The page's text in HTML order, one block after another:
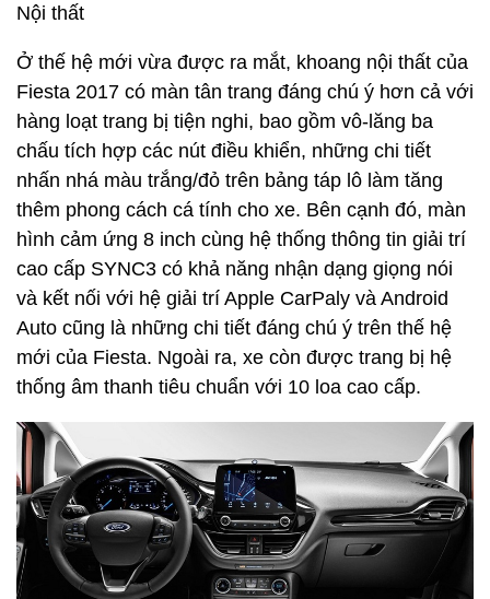
Nội thất
Ở thế hệ mới vừa được ra mắt, khoang nội thất của
Fiesta 2017 có màn tân trang đáng chú ý hơn cả với
hàng loạt trang bị tiện nghi, bao gồm vô-lăng ba
chấu tích hợp các nút điều khiển, những chi tiết
nhấn nhá màu trắng/đỏ trên bảng táp lô làm tăng
thêm phong cách cá tính cho xe. Bên cạnh đó, màn
hình cảm ứng 8 inch cùng hệ thống thông tin giải trí
cao cấp SYNC3 có khả năng nhận dạng giọng nói
và kết nối với hệ giải trí Apple CarPaly và Android
Auto cũng là những chi tiết đáng chú ý trên thế hệ
mới của Fiesta. Ngoài ra, xe còn được trang bị hệ
thống âm thanh tiêu chuẩn với 10 loa cao cấp.